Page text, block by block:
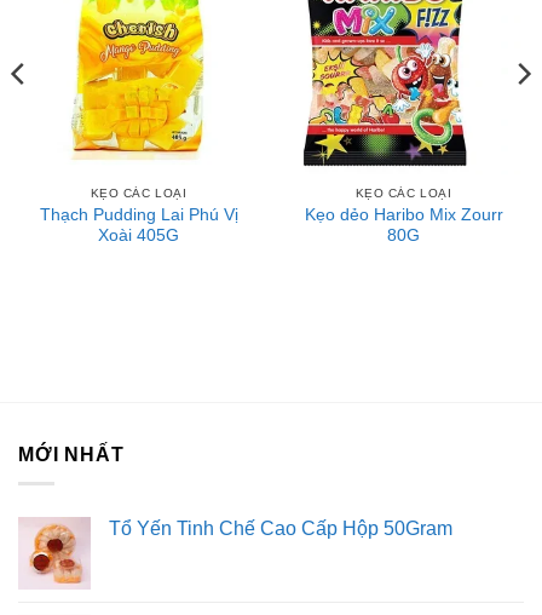
KẸO CÁC LOẠI
Thạch Pudding Lai Phú Vị
Xoài 405G
KẸO CÁC LOẠI
Kẹo dẻo Haribo Mix Zourr
80G
MỚI NHẤT
Tổ Yến Tinh Chế Cao Cấp Hộp 50Gram